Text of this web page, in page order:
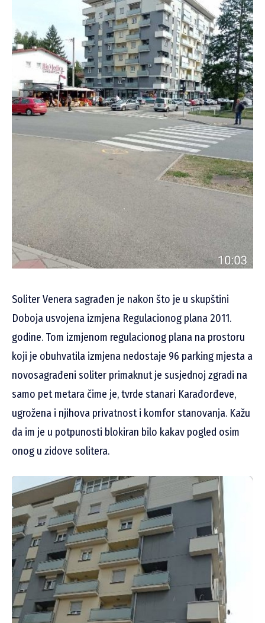
Soliter Venera sagrađen je nakon što je u skupštini
Doboja usvojena izmjena Regulacionog plana 2011.
godine. Tom izmjenom regulacionog plana na prostoru
koji je obuhvatila izmjena nedostaje 96 parking mjesta a
novosagrađeni soliter primaknut je susjednoj zgradi na
samo pet metara čime je, tvrde stanari Karađorđeve,
ugrožena i njihova privatnost i komfor stanovanja. Kažu
da im je u potpunosti blokiran bilo kakav pogled osim
onog u zidove solitera.